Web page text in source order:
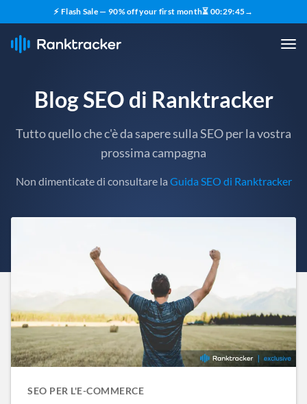
⚡ Flash Sale — 90% off your first month⏳ 00:29:43→
Blog SEO di Ranktracker
Tutto quello che c'è da sapere sulla SEO per la vostra
prossima campagna
Non dimenticate di consultare la Guida SEO di Ranktracker
SEO PER L'E-COMMERCE